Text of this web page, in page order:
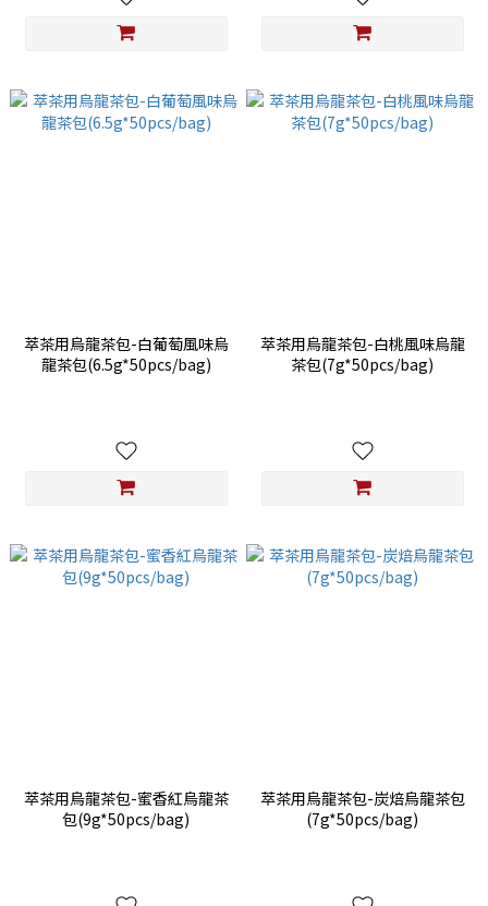
萃茶用烏龍茶包-白葡萄風味烏
龍茶包(6.5g*50pcs/bag)
萃茶用烏龍茶包-白桃風味烏龍
茶包(7g*50pcs/bag)
萃茶用烏龍茶包-蜜香紅烏龍茶
包(9g*50pcs/bag)
萃茶用烏龍茶包-炭焙烏龍茶包
(7g*50pcs/bag)